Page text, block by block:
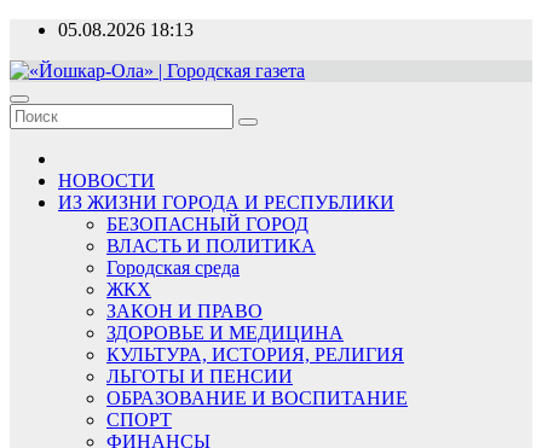
Перейти
содержимому
05.08.2026 18:13
«Йошкар-Ола» | Городская газета
Новости, события, люди
НОВОСТИ
ИЗ ЖИЗНИ ГОРОДА И РЕСПУБЛИКИ
БЕЗОПАСНЫЙ ГОРОД
ВЛАСТЬ И ПОЛИТИКА
Городская среда
ЖКХ
ЗАКОН И ПРАВО
ЗДОРОВЬЕ И МЕДИЦИНА
КУЛЬТУРА, ИСТОРИЯ, РЕЛИГИЯ
ЛЬГОТЫ И ПЕНСИИ
ОБРАЗОВАНИЕ И ВОСПИТАНИЕ
СПОРТ
ФИНАНСЫ